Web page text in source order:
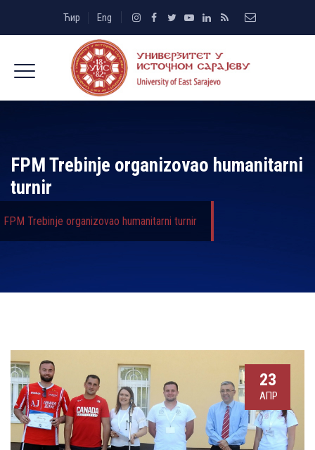
Ћир Eng
FPM Trebinje organizovao humanitarni
turnir
FPM Trebinje organizovao humanitarni turnir
23
АПР